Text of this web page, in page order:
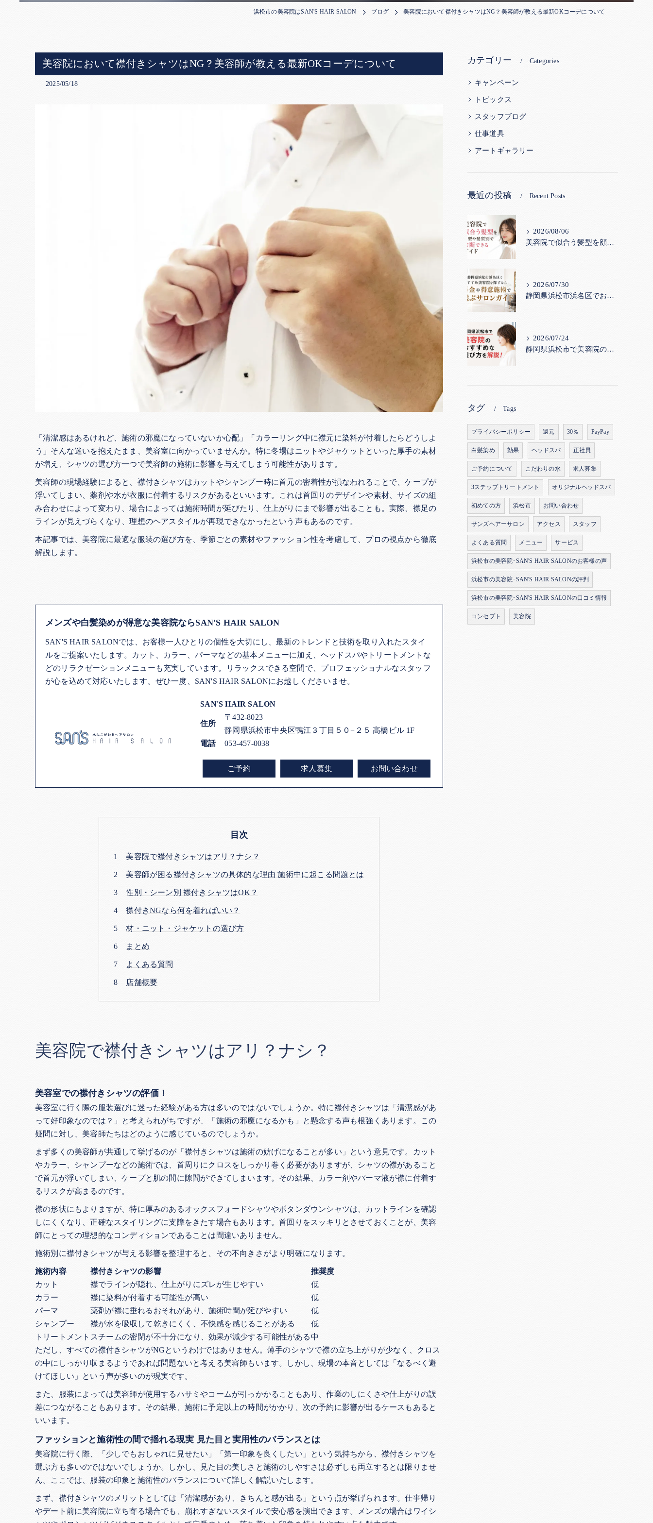
浜松市の美容院はSAN'S HAIR SALON ブログ 美容院において襟付きシャツはNG？美容師が教える最新OKコーデについて
美容院において襟付きシャツはNG？美容師が教える最新OKコーデについて
2025/05/18
「清潔感はあるけれど、施術の邪魔になっていないか心配」「カラーリング中に襟元に染料が付着したらどうしよ
う」そんな迷いを抱えたまま、美容室に向かっていませんか。特に冬場はニットやジャケットといった厚手の素材
が増え、シャツの選び方一つで美容師の施術に影響を与えてしまう可能性があります。
美容師の現場経験によると、襟付きシャツはカットやシャンプー時に首元の密着性が損なわれることで、ケープが
浮いてしまい、薬剤や水が衣服に付着するリスクがあるといいます。これは首回りのデザインや素材、サイズの組
み合わせによって変わり、場合によっては施術時間が延びたり、仕上がりにまで影響が出ることも。実際、襟足の
ラインが見えづらくなり、理想のヘアスタイルが再現できなかったという声もあるのです。
本記事では、美容院に最適な服装の選び方を、季節ごとの素材やファッション性を考慮して、プロの視点から徹底
解説します。
メンズや白髪染めが得意な美容院ならSAN'S HAIR SALON
SAN'S HAIR SALONでは、お客様一人ひとりの個性を大切にし、最新のトレンドと技術を取り入れたスタイ
ルをご提案いたします。カット、カラー、パーマなどの基本メニューに加え、ヘッドスパやトリートメントな
どのリラクゼーションメニューも充実しています。リラックスできる空間で、プロフェッショナルなスタッフ
が心を込めて対応いたします。ぜひ一度、SAN'S HAIR SALONにお越しくださいませ。
SAN'S HAIR SALON
住所
〒432-8023
静岡県浜松市中央区鴨江３丁目５０−２５ 高橋ビル 1F
電話
053-457-0038
ご予約 求人募集 お問い合わせ
目次
美容院で襟付きシャツはアリ？ナシ？
美容師が困る襟付きシャツの具体的な理由 施術中に起こる問題とは
性別・シーン別 襟付きシャツはOK？
襟付きNGなら何を着ればいい？
材・ニット・ジャケットの選び方
まとめ
よくある質問
店舗概要
美容院で襟付きシャツはアリ？ナシ？
美容室での襟付きシャツの評価！
美容室に行く際の服装選びに迷った経験がある方は多いのではないでしょうか。特に襟付きシャツは「清潔感があ
って好印象なのでは？」と考えられがちですが、「施術の邪魔になるかも」と懸念する声も根強くあります。この
疑問に対し、美容師たちはどのように感じているのでしょうか。
まず多くの美容師が共通して挙げるのが「襟付きシャツは施術の妨げになることが多い」という意見です。カット
やカラー、シャンプーなどの施術では、首周りにクロスをしっかり巻く必要がありますが、シャツの襟があること
で首元が浮いてしまい、ケープと肌の間に隙間ができてしまいます。その結果、カラー剤やパーマ液が襟に付着す
るリスクが高まるのです。
襟の形状にもよりますが、特に厚みのあるオックスフォードシャツやボタンダウンシャツは、カットラインを確認
しにくくなり、正確なスタイリングに支障をきたす場合もあります。首回りをスッキリとさせておくことが、美容
師にとっての理想的なコンディションであることは間違いありません。
施術別に襟付きシャツが与える影響を整理すると、その不向きさがより明確になります。
施術内容 襟付きシャツの影響
推奨度
カット
襟でラインが隠れ、仕上がりにズレが生じやすい
低
カラー
襟に染料が付着する可能性が高い
低
パーマ
薬剤が襟に垂れるおそれがあり、施術時間が延びやすい
低
シャンプー
襟が水を吸収して乾きにくく、不快感を感じることがある
低
トリートメント スチームの密閉が不十分になり、効果が減少する可能性がある中
ただし、すべての襟付きシャツがNGというわけではありません。薄手のシャツで襟の立ち上がりが少なく、クロス
の中にしっかり収まるようであれば問題ないと考える美容師もいます。しかし、現場の本音としては「なるべく避
けてほしい」という声が多いのが現実です。
また、服装によっては美容師が使用するハサミやコームが引っかかることもあり、作業のしにくさや仕上がりの誤
差につながることもあります。その結果、施術に予定以上の時間がかかり、次の予約に影響が出るケースもあると
いいます。
ファッションと施術性の間で揺れる現実 見た目と実用性のバランスとは
美容院に行く際、「少しでもおしゃれに見せたい」「第一印象を良くしたい」という気持ちから、襟付きシャツを
選ぶ方も多いのではないでしょうか。しかし、見た目の美しさと施術のしやすさは必ずしも両立するとは限りませ
ん。ここでは、服装の印象と施術性のバランスについて詳しく解説いたします。
まず、襟付きシャツのメリットとしては「清潔感があり、きちんと感が出る」という点が挙げられます。仕事帰り
やデート前に美容院に立ち寄る場合でも、崩れすぎないスタイルで安心感を演出できます。メンズの場合はワイシ
カテゴリー Categories
キャンペーン
トピックス
スタッフブログ
仕事道具
アートギャラリー
最近の投稿 Recent Posts
2026/08/06
美容院で似合う髪型を顔型や髪質別で診断できるガイド
2026/07/30
静岡県浜松市浜名区でおすすめ美容院を探すなら｜料金や得意施術で選ぶサロンガイド
2026/07/24
静岡県浜松市で美容院のおすすめな選び方を解説！
タグ Tags
プライバシーポリシー 還元 30％ PayPay
白髪染め 効果 ヘッドスパ 正社員
ご予約について こだわりの水 求人募集
3ステップトリートメント オリジナルヘッドスパ
初めての方 浜松市 お問い合わせ
サンズヘアーサロン アクセス スタッフ
よくある質問 メニュー サービス
浜松市の美容院･SAN'S HAIR SALONのお客様の声
浜松市の美容院･SAN'S HAIR SALONの評判
浜松市の美容院･SAN'S HAIR SALONの口コミ情報
コンセプト 美容院